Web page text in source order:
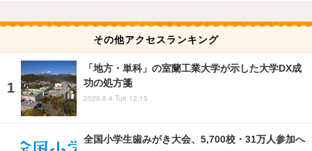
その他アクセスランキング
「地方・単科」の室蘭工業大学が示した大学DX成
功の処方箋
2026.8.4 Tue 12:15
全国小学生歯みがき大会、5,700校・31万人参加へ